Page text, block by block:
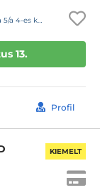
második épület.
13.
Profil
KIEMELT